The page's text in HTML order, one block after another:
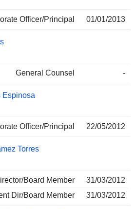
Officer/Principal 01/01/2013
General Counsel -
Espinosa
Officer/Principal 22/05/2012
Torres
Board Member
31/03/2012
Dir/Board Member
31/03/2012